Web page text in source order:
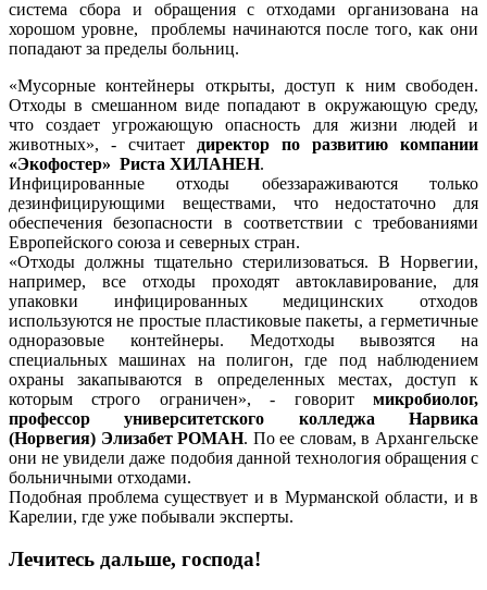
система сбора и обращения с отходами организована на
хорошом уровне, проблемы начинаются после того, как они
попадают за пределы больниц.
«Мусорные контейнеры открыты, доступ к ним свободен.
Отходы в смешанном виде попадают в окружающую среду,
что создает угрожающую опасность для жизни людей и
животных», - считает директор по развитию компании
«Экофостер» Риста ХИЛАНЕН.
Инфицированные отходы обеззараживаются только
дезинфицирующими веществами, что недостаточно для
обеспечения безопасности в соответствии с требованиями
Европейского союза и северных стран.
«Отходы должны тщательно стерилизоваться. В Норвегии,
например, все отходы проходят автоклавирование, для
упаковки инфицированных медицинских отходов
используются не простые пластиковые пакеты, а герметичные
одноразовые контейнеры. Медотходы вывозятся на
специальных машинах на полигон, где под наблюдением
охраны закапываются в определенных местах, доступ к
которым строго ограничен», - говорит микробиолог,
профессор университетского колледжа Нарвика
(Норвегия) Элизабет РОМАН. По ее словам, в Архангельске
они не увидели даже подобия данной технология обращения с
больничными отходами.
Подобная проблема существует и в Мурманской области, и в
Карелии, где уже побывали эксперты.
Лечитесь дальше, господа!